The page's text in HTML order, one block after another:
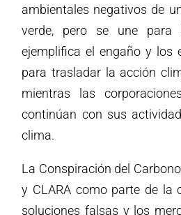
ambientales negativos de
verde, pero se une para
ejemplifica el engaño y los
para trasladar la acción
mientras las
continúan con sus
clima.
La Conspiración del
y CLARA como parte de la
soluciones falsas y los